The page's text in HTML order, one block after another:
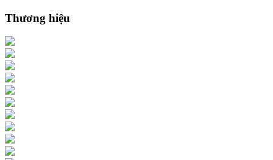
Thương hiệu